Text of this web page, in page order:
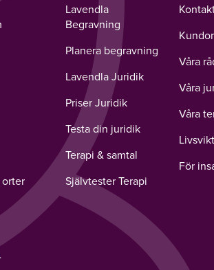
Lavendla
Begravning
Planera begravning
Lavendla Juridik
Priser Juridik
Testa din juridik
Terapi & samtal
Självtester Terapi
Våra
Våra
Våra
För